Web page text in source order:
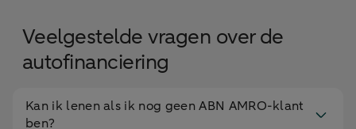
Veelgestelde vragen over de
autofinanciering
Kan ik lenen als ik nog geen ABN AMRO-klant
ben?